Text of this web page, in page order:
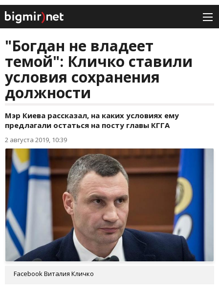
"Богдан не владеет
темой": Кличко ставили
условия сохранения
должности
Мэр Киева рассказал, на каких условиях ему
предлагали остаться на посту главы КГГА
2 августа 2019, 10:39
Facebook Виталия Кличко